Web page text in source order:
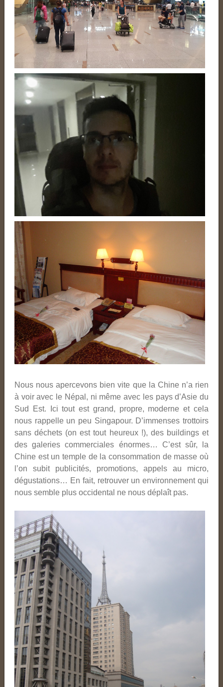
Nous nous apercevons bien vite que la Chine n’a rien
à voir avec le Népal, ni même avec les pays d’Asie du
Sud Est. Ici tout est grand, propre, moderne et cela
nous rappelle un peu Singapour. D’immenses trottoirs
sans déchets (on est tout heureux !), des buildings et
des galeries commerciales énormes… C’est sûr, la
Chine est un temple de la consommation de masse où
l’on subit publicités, promotions, appels au micro,
dégustations… En fait, retrouver un environnement qui
nous semble plus occidental ne nous déplaît pas.